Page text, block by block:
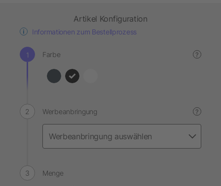
Artikel Konfiguration
Informationen zum Bestellprozess
Farbe ?
Werbeanbringung ?
Menge